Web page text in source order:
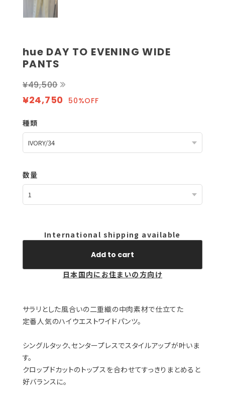
hue DAY TO EVENING WIDE
PANTS
¥49,500
¥24,750 50%OFF
種類
数量
International shipping available
Add to cart
日本国内にお住まいの方向け
サラリとした風合いの二重織の中肉素材で仕立てた
定番人気のハイウエストワイドパンツ。
シングルタック、センタープレスでスタイルアップが叶いま
す。
クロップドカットのトップスを合わせてすっきりまとめると
好バランスに。